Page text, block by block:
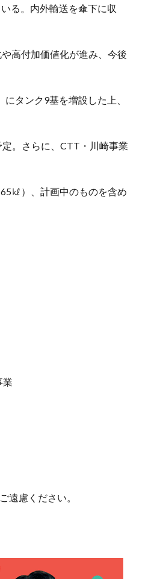
る。内外輸送を傘下に収
高付加価値化が進み、今後
タンク9基を増設した上、
。さらに、CTT・川崎事業
㎘）、計画中のものを含め
業
遠慮ください。